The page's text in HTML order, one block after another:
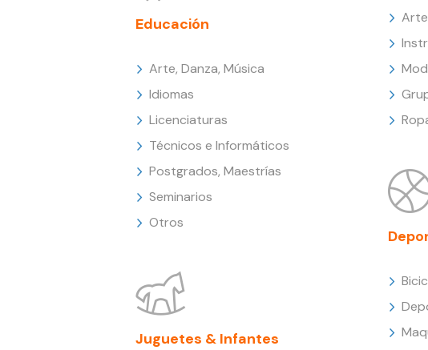
Educación
Arte, Danza, Música
Idiomas
Licenciaturas
Técnicos e Informáticos
Postgrados, Maestrías
Seminarios
Otros
Juguetes & Infantes
Arte